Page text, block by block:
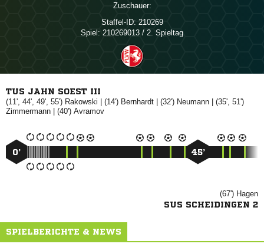
Zuschauer:
Staffel-ID: 210269
Spiel: 210269013 / 2. Spieltag
TUS JAHN SOEST III
(11', 44', 49', 55')  | (14')  | (32')  | (35', 51')
 | (40') 
0’ 45’
(67') 
SUS SCHEIDINGEN 2
SPIELBERICHTE & NEWS